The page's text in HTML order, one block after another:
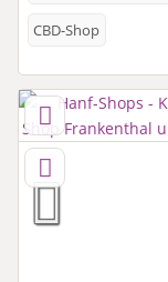
CBD-Shop